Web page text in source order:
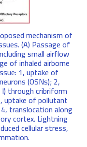
mechanism of
(A) Passage of
small airflow
of inhaled airborne
1, uptake of
(OSNs); 2,
I) through cribriform
uptake of pollutant
translocation along
cortex. Lightning
cellular stress,